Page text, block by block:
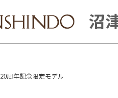
沼
20周年記念限定モデル